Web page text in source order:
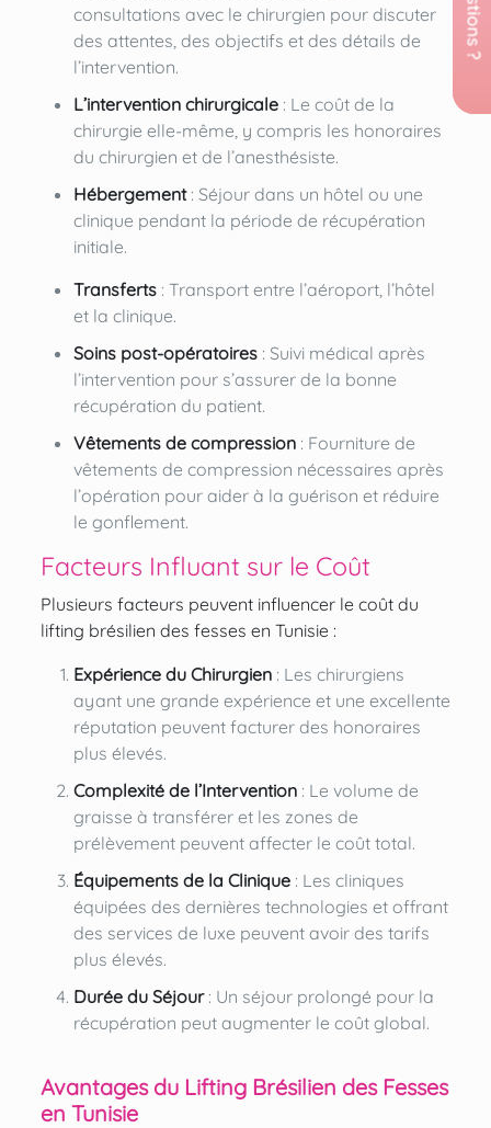
consultations avec le chirurgien pour discuter
des attentes, des objectifs et des détails de
l’intervention.
L’intervention chirurgicale: Le coût de la
chirurgie elle-même, y compris les honoraires
du chirurgien et de l’anesthésiste.
Hébergement: Séjour dans un hôtel ou une
clinique pendant la période de récupération
initiale.
Transferts: Transport entre l’aéroport, l’hôtel
et la clinique.
Soins post-opératoires: Suivi médical après
l’intervention pour s’assurer de la bonne
récupération du patient.
Vêtements de compression: Fourniture de
vêtements de compression nécessaires après
l’opération pour aider à la guérison et réduire
le gonflement.
Facteurs Influant sur le Coût
Plusieurs facteurs peuvent influencer le coût du
lifting brésilien des fesses en Tunisie :
Expérience du Chirurgien: Les chirurgiens
ayant une grande expérience et une excellente
réputation peuvent facturer des honoraires
plus élevés.
Complexité de l’Intervention: Le volume de
graisse à transférer et les zones de
prélèvement peuvent affecter le coût total.
Équipements de la Clinique: Les cliniques
équipées des dernières technologies et offrant
des services de luxe peuvent avoir des tarifs
plus élevés.
Durée du Séjour: Un séjour prolongé pour la
récupération peut augmenter le coût global.
Avantages du Lifting Brésilien des Fesses
en Tunisie